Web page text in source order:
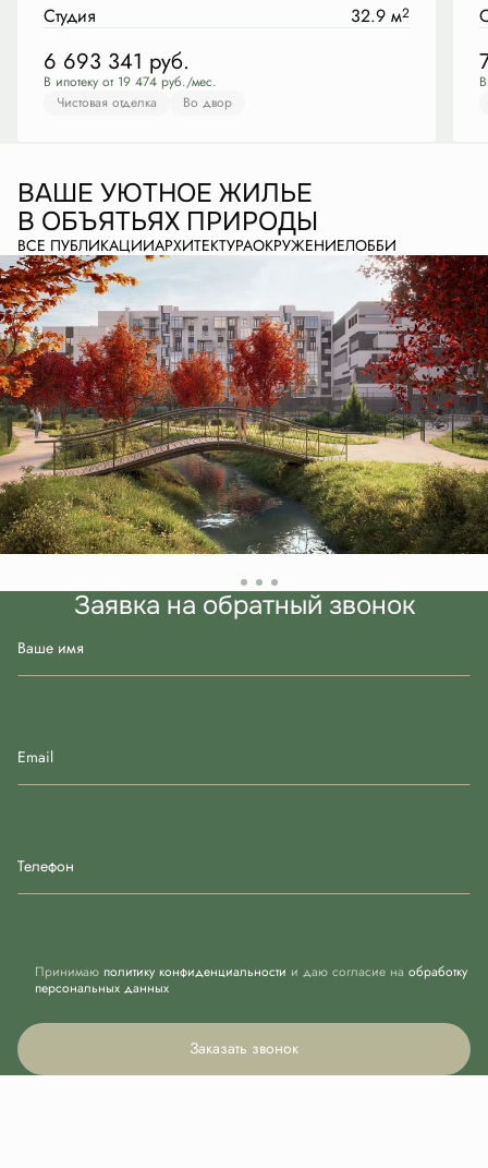
Студия 32.9 м2
6 693 341 руб.
В ипотеку от 19 474 руб./мес.
Чистовая отделка
Во двор
ВАШЕ УЮТНОЕ ЖИЛЬЕ
В ОБЪЯТЬЯХ ПРИРОДЫ
ВСЕ ПУБЛИКАЦИИАРХИТЕКТУРАОКРУЖЕНИЕЛОББИ
Заявка на обратный звонок
Ваше имя
Email
Телефон
Принимаю политику конфиденциальности и даю согласие на обработку
персональных данных
Заказать звонок